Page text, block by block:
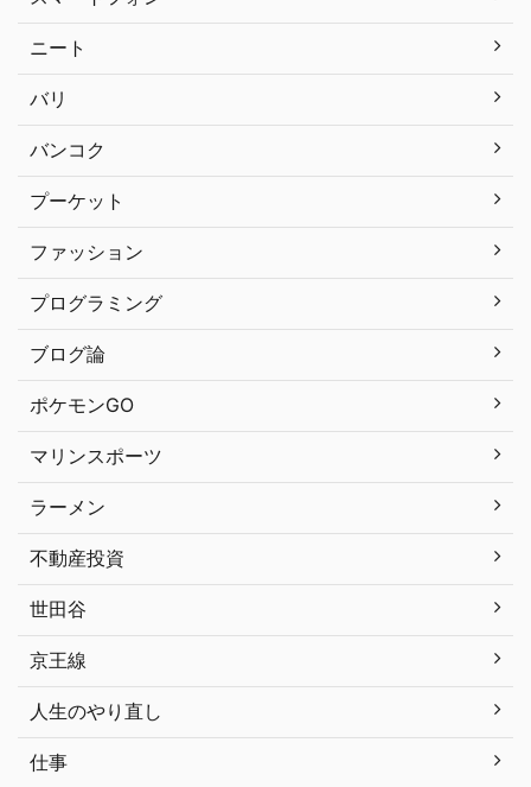
ニート
バリ
バンコク
プーケット
ファッション
プログラミング
ブログ論
ポケモンGO
マリンスポーツ
ラーメン
不動産投資
世田谷
京王線
人生のやり直し
仕事